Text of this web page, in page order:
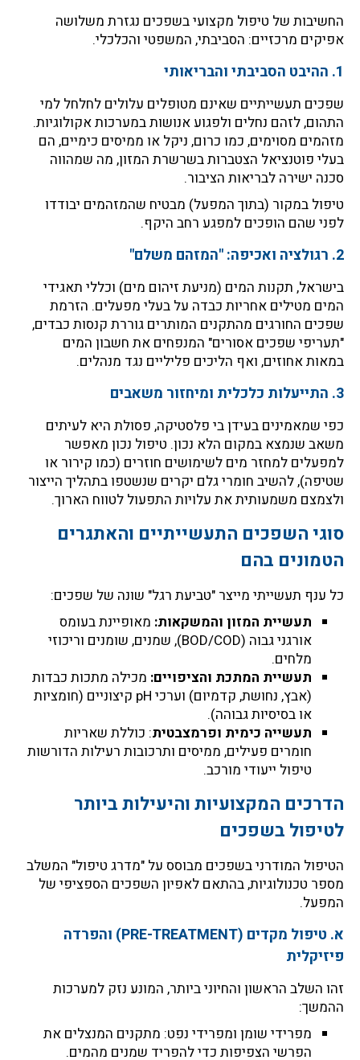
החשיבות של טיפול מקצועי בשפכים נגזרת משלושה
אפיקים מרכזיים: הסביבתי, המשפטי והכלכלי.
1. ההיבט הסביבתי והבריאותי
שפכים תעשייתיים שאינם מטופלים עלולים לחלחל למי
התהום, לזהם נחלים ולפגוע אנושות במערכות אקולוגיות.
מזהמים מסוימים, כמו כרום, ניקל או ממיסים כימיים, הם
בעלי פוטנציאל הצטברות בשרשרת המזון, מה שמהווה
סכנה ישירה לבריאות הציבור.
טיפול במקור (בתוך המפעל) מבטיח שהמזהמים יבודדו
לפני שהם הופכים למפגע רחב היקף.
2. רגולציה ואכיפה: "המזהם משלם"
בישראל, תקנות המים (מניעת זיהום מים) וכללי תאגידי
המים מטילים אחריות כבדה על בעלי מפעלים. הזרמת
שפכים החורגים מהתקנים המותרים גוררת קנסות כבדים,
"תעריפי שפכים אסורים" המנפחים את חשבון המים
במאות אחוזים, ואף הליכים פליליים נגד מנהלים.
3. התייעלות כלכלית ומיחזור משאבים
כפי שמאמינים בעידן בי פלסטיקה, פסולת היא לעיתים
משאב שנמצא במקום הלא נכון. טיפול נכון מאפשר
למפעלים למחזר מים לשימושים חוזרים (כמו קירור או
שטיפה), להשיב חומרי גלם יקרים שנשטפו בתהליך הייצור
ולצמצם משמעותית את עלויות התפעול לטווח הארוך.
סוגי השפכים התעשייתיים והאתגרים
הטמונים בהם
כל ענף תעשייתי מייצר "טביעת רגל" שונה של שפכים:
תעשיית המזון והמשקאות: מאופיינת בעומס
אורגני גבוה (BOD/COD), שמנים, שומנים וריכוזי
מלחים.
תעשיית המתכת והציפויים: מכילה מתכות כבדות
(אבץ, נחושת, קדמיום) וערכי pH קיצוניים (חומציות
או בסיסיות גבוהה).
תעשייה כימית ופרמצבטית: כוללת שאריות
חומרים פעילים, ממיסים ותרכובות רעילות הדורשות
טיפול ייעודי מורכב.
הדרכים המקצועיות והיעילות ביותר
לטיפול בשפכים
הטיפול המודרני בשפכים מבוסס על "מדרג טיפול" המשלב
מספר טכנולוגיות, בהתאם לאפיון השפכים הספציפי של
המפעל.
א. טיפול מקדים (PRE-TREATMENT) והפרדה
פיזיקלית
זהו השלב הראשון והחיוני ביותר, המונע נזק למערכות
ההמשך:
מפרידי שומן ומפרידי נפט: מתקנים המנצלים את
הפרשי הצפיפות כדי להפריד שמנים מהמים.